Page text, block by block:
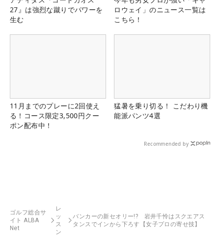
27』は強烈な蹴りでパワーを
生む
ロウェイ」のニュース一覧は
こちら！
11月までのプレーに2回使え
る！コース限定3,500円クー
ポン配布中！
猛暑を乗り切る！ こだわり機
能派パンツ4選
Recommended by
ゴルフ総合サ
イト ALBA
Net
レ
ッ
ス
ン
バンカーの新セオリー!? 岩井千怜はスクエアス
タンスでインから下ろす【女子プロの寄せ技】